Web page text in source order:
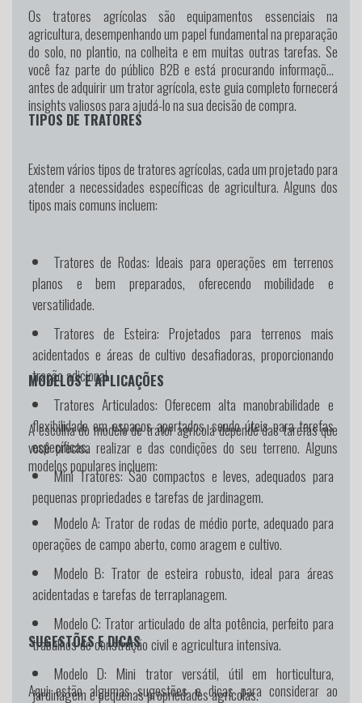
Os tratores agrícolas são equipamentos essenciais na
agricultura, desempenhando um papel fundamental na preparação
do solo, no plantio, na colheita e em muitas outras tarefas. Se
você faz parte do público B2B e está procurando informações
antes de adquirir um trator agrícola, este guia completo fornecerá
insights valiosos para ajudá-lo na sua decisão de compra.
TIPOS DE TRATORES
Existem vários tipos de tratores agrícolas, cada um projetado para
atender a necessidades específicas de agricultura. Alguns dos
tipos mais comuns incluem:
Tratores de Rodas: Ideais para operações em terrenos
planos e bem preparados, oferecendo mobilidade e
versatilidade.
Tratores de Esteira: Projetados para terrenos mais
acidentados e áreas de cultivo desafiadoras, proporcionando
tração adicional.
Tratores Articulados: Oferecem alta manobrabilidade e
flexibilidade em espaços apertados, sendo úteis para tarefas
específicas.
Mini Tratores:São compactos e leves, adequados para
pequenas propriedades e tarefas de jardinagem.
MODELOS E APLICAÇÕES
A escolha do modelo de trator agrícola depende das tarefas que
você precisa realizar e das condições do seu terreno. Alguns
modelos populares incluem:
Modelo A: Trator de rodas de médio porte, adequado para
operações de campo aberto, como aragem e cultivo.
Modelo B: Trator de esteira robusto, ideal para áreas
acidentadas e tarefas de terraplanagem.
Modelo C: Trator articulado de alta potência, perfeito para
trabalhos de construção civil e agricultura intensiva.
Modelo D: Mini trator versátil, útil em horticultura,
jardinagem e pequenas propriedades agrícolas.
SUGESTÕES E DICAS
Aqui estão algumas sugestões e dicas para considerar ao